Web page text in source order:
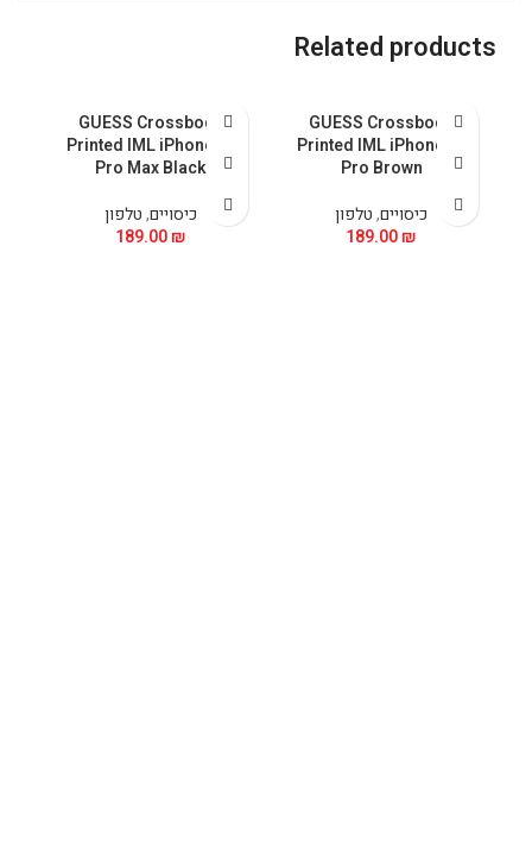
Related products
GUESS Crossbody
Printed IML iPhone 15
Pro Brown
כיסויים,טלפון
189.00₪
GUESS Crossbody
Printed IML iPhone 15
Pro Max Black
כיסויים,טלפון
189.00₪